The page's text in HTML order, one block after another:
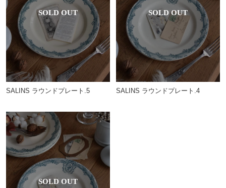
SALINS ラウンドプレート.5 SALINS ラウンドプレート.4